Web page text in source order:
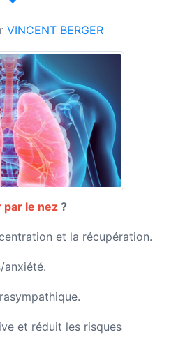
VINCENT BERGER
par le nez ?
et la récupération.
anxiété.
et réduit les risques